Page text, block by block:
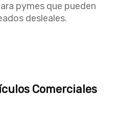
pymes que pueden
desleales.
Comerciales